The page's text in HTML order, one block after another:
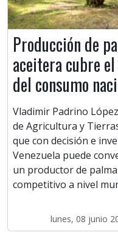
Producción de
aceitera cubre
del consumo
Vladimir Padrino
de Agricultura y
que con decisión e
Venezuela puede
un productor de
competitivo a nivel
lunes, 08 junio